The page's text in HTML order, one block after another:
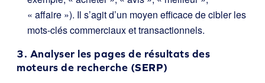
« affaire »). Il s’agit d’un moyen efficace de cibler les
mots-clés commerciaux et transactionnels.
3. Analyser les pages de résultats des
moteurs de recherche (SERP)